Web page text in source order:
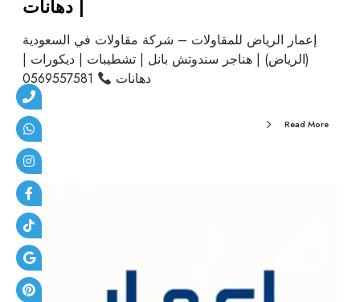
| دهانات
إعمار الرياض للمقاولات – شركة مقاولات في السعودية
(الرياض) | هناجر سندوتش بانل | تشطيبات | ديكورات |
دهانات
Read More